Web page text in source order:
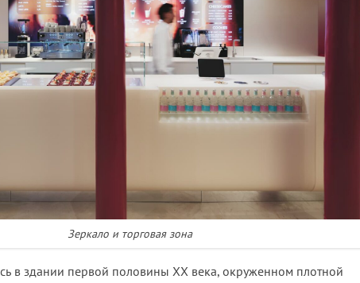
Зеркало и торговая зона
в здании первой половины XX века, окруженном плотной